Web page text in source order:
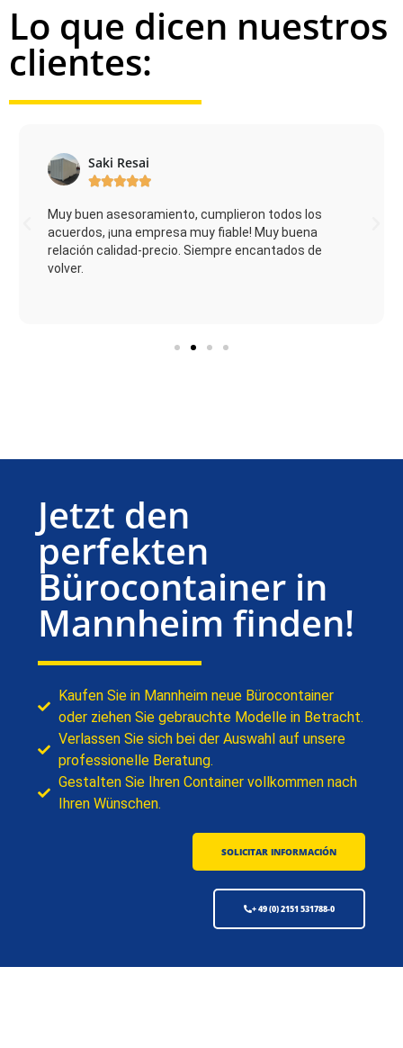
Lo que dicen nuestros
clientes:
Carsten Niehoff

Super empresa y de primera calidad todo super
amable y siempre cortés y muy servicial. Una y otra
vez. Saludos cordiales Niehoff Konzeptbau GmbH
Jetzt den
perfekten
Bürocontainer in
Mannheim finden!
Kaufen Sie in Mannheim neue Bürocontainer
oder ziehen Sie gebrauchte Modelle in Betracht.
Verlassen Sie sich bei der Auswahl auf unsere
professionelle Beratung.
Gestalten Sie Ihren Container vollkommen nach
Ihren Wünschen.
SOLICITAR INFORMACIÓN
+ 49 (0) 2151 531788-0